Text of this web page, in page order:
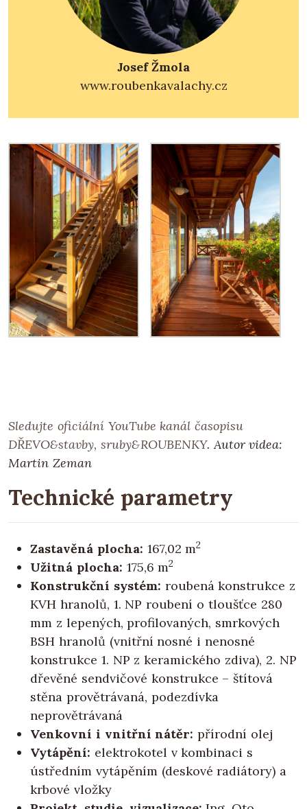
Josef Žmola
www.roubenkavalachy.cz
Sledujte oficiální YouTube kanál časopisu
DŘEVO&stavby, sruby&ROUBENKY. Autor videa:
Martin Zeman
Technické parametry
Zastavěná plocha: 167,02 m2
Užitná plocha: 175,6 m2
Konstrukční systém: roubená konstrukce z
KVH hranolů, 1. NP roubení o tloušťce 280
mm z lepených, profilovaných, smrkových
BSH hranolů (vnitřní nosné i nenosné
konstrukce 1. NP z keramického zdiva), 2. NP
dřevěné sendvičové konstrukce – štítová
stěna provětrávaná, podezdívka
neprovětrávaná
Venkovní i vnitřní nátěr: přírodní olej
Vytápění: elektrokotel v kombinaci s
ústředním vytápěním (deskové radiátory) a
krbové vložky